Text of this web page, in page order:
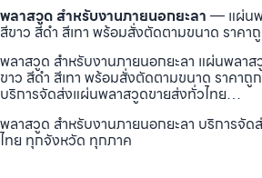
พลาสวูด สำหรับงานภายนอกยะลา — แผ่นพ
สีขาว สีดำ สีเทา พร้อมสั่งตัดตามขนาด ราค
พลาสวูด สำหรับงานภายนอกยะลา แผ่นพลา
ขาว สีดำ สีเทา พร้อมสั่งตัดตามขนาด ราคา
บริการจัดส่งแผ่นพลาสวูดขายส่งทั่วไทย…
พลาสวูด สำหรับงานภายนอกยะลา บริการจั
ไทย ทุกจังหวัด ทุกภาค